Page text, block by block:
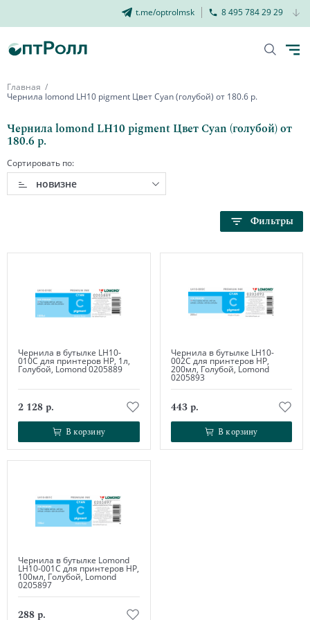
t.me/optrolmsk 8 495 784 29 29
Главная
Чернила lomond LH10 pigment Цвет Cyan (голубой) от 180.6 р.
Чернила lomond LH10 pigment Цвет Cyan (голубой) от
180.6 р.
Сортировать по:
новизне
Фильтры
Чернила в бутылке LH10-
010C для принтеров HP, 1л,
Голубой, Lomond 0205889
2 128 р.
В корзину
В корзину
Чернила в бутылке LH10-
002C для принтеров HP,
200мл, Голубой, Lomond
0205893
443 р.
В корзину
В корзину
Чернила в бутылке Lomond
LH10-001C для принтеров HP,
100мл, Голубой, Lomond
0205897
288 р.